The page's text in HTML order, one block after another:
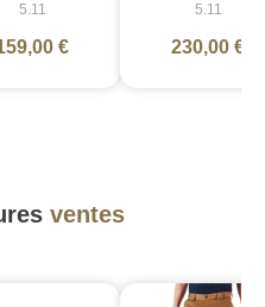
5.11
€
5.11
230,00 €
ventes